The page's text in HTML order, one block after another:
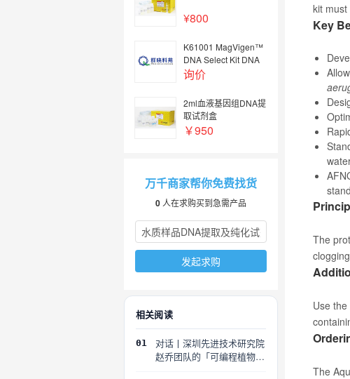
¥800
K61001 MagVigen™
DNA Select Kit DNA
分选试剂盒
询价
2ml血液基因组DNA提
取试剂盒
￥950
万千商家帮你免费找货
0 人在求购买到急需产品
发起求购
相关阅读
01
对话丨深圳先进技术研究院
赵乔团队的「可编程植物」
kit
Key
The
Use
The